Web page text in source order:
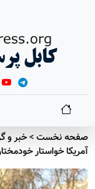
کابل
صفحه نخست>خبر و
آمریکا خواستار